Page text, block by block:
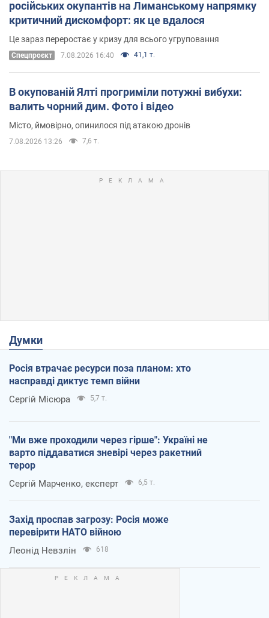
російських окупантів на Лиманському напрямку
критичний дискомфорт: як це вдалося
Це зараз переростає у кризу для всього угруповання
Cпецпроєкт 7.08.2026 16:40 41,1 т.
В окупованій Ялті прогриміли потужні вибухи:
валить чорний дим. Фото і відео
Місто, ймовірно, опинилося під атакою дронів
7.08.2026 13:26 7,6 т.
Думки
Росія втрачає ресурси поза планом: хто
насправді диктує темп війни
Сергій Місюра 5,7 т.
"Ми вже проходили через гірше": Україні не
варто піддаватися зневірі через ракетний
терор
Сергій Марченко, експерт 6,5 т.
Захід проспав загрозу: Росія може
перевірити НАТО війною
Леонід Невзлін 618